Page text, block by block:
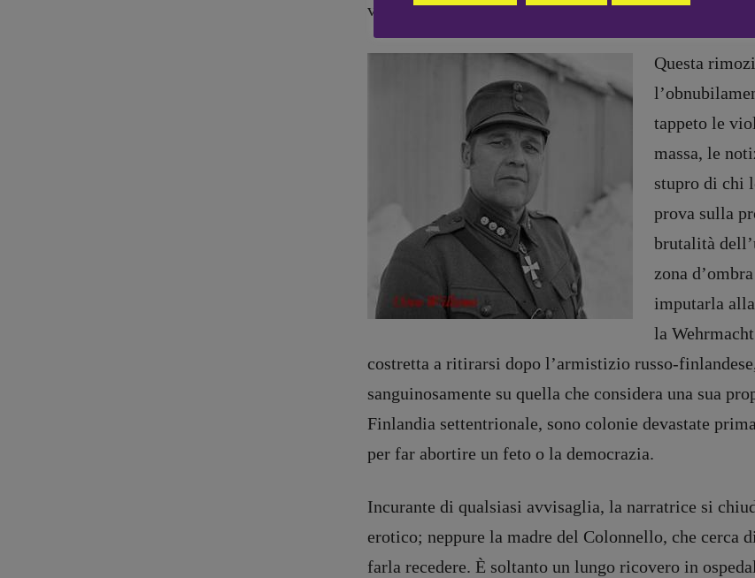
[anna.dare.comunicazione@gmail.
Coordinamento Fumetti:
Fabio Malagnini
[fabio.malagnini@gmail.
Coordinamento Pulp for kids e
social media:
Valentina Marcoli
[valentina.marcoli@gmail.
com]
ARCHIVIO E AUTORI
Copyright © 2018 – 2023 Pulp Magazine – Associazione Pulp Magazine – registrazione Tribunale Milano n° 5864/2023 – cod. fis. 97943720157 –Privacy
violenza fisica che il marito/colonizzatore esercita
Questa
tappeto le
massa, le
stupro di chi
prova sulla
brutalità
zona
imputarla
la
costretta a ritirarsi dopo l’armistizio russo-
sanguinosamente su quella che considera una sua
Finlandia settentrionale, sono colonie devastate
per far abortire un feto o la democrazia.
Incurante di qualsiasi avvisaglia, la narratrice si
erotico; neppure la madre del Colonnello, che cerca
farla recedere. È soltanto un lungo ricovero in